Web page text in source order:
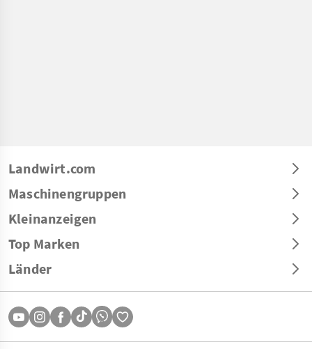
Landwirt.com
Maschinengruppen
Kleinanzeigen
Top Marken
Länder